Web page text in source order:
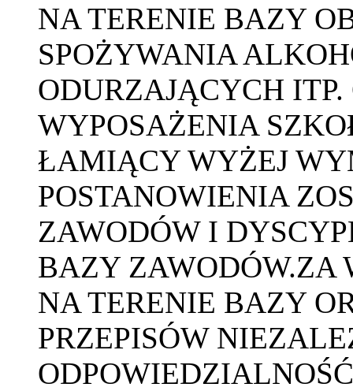
NA TERENIE BAZY
SPOŻYWANIA
ODURZAJĄCYCH
WYPOSAŻENIA
ŁAMIĄCY WYŻEJ
POSTANOWIENIA
ZAWODÓW I
BAZY ZAWODÓW.ZA
NA TERENIE BAZY
PRZEPISÓW